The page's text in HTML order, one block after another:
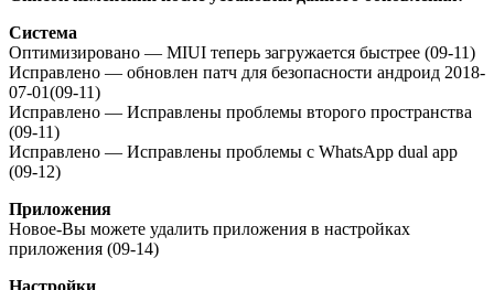
Cистема
Оптимизировано — MIUI теперь загружается быстрее (09-11)
Исправлено — обновлен патч для безопасности андроид 2018-
07-01(09-11)
Исправлено — Исправлены проблемы второго пространства
(09-11)
Исправлено — Исправлены проблемы с WhatsApp dual app
(09-12)
Приложения
Новое-Вы можете удалить приложения в настройках
приложения (09-14)
Настройки